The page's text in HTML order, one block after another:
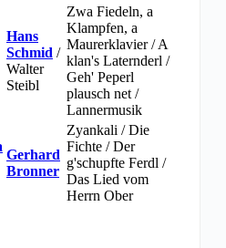
Hans
Schmid /
Walter
Steibl
Zwa Fiedeln, a
Klampfen, a
Maurerklavier / A
klan's Laternderl /
Geh' Peperl
plausch net /
Lannermusik
Gerhard
Bronner
Zyankali / Die
Fichte / Der
g'schupfte Ferdl /
Das Lied vom
Herrn Ober